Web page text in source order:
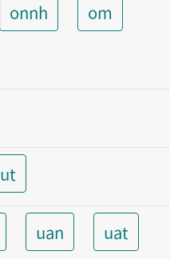
onnh
om
ut
uan
uat